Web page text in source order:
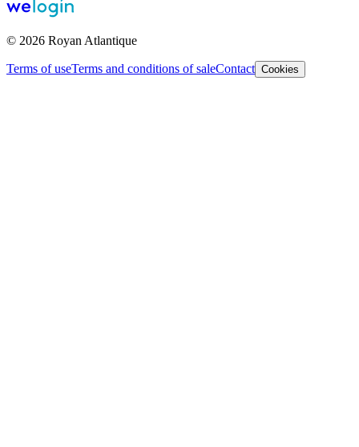
© 2026 Royan Atlantique
Terms of useTerms and conditions of saleContact Cookies